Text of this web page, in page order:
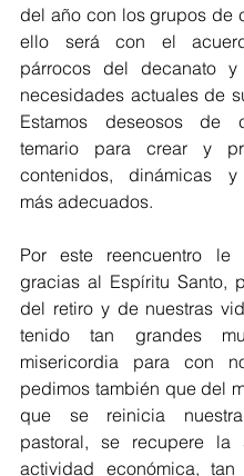
del año con los grupos de
ello será con el
párrocos del decanato
necesidades actuales de
Estamos deseosos de
temario para crear y
contenidos, dinámicas y
más adecuados.
Por este reencuentro le
gracias al Espíritu Santo,
del retiro y de nuestras
tenido tan grandes
misericordia para con
pedimos también que del
que se reinicia
pastoral, se recupere
actividad económica, tan